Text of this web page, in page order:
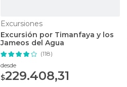
Excursiones
Excursión por Timanfaya y los
Jameos del Agua
(118)
desde
$229.408,31